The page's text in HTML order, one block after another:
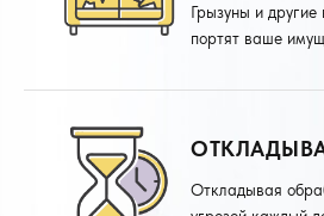
Грызуны и
портят ваше
Откладывая